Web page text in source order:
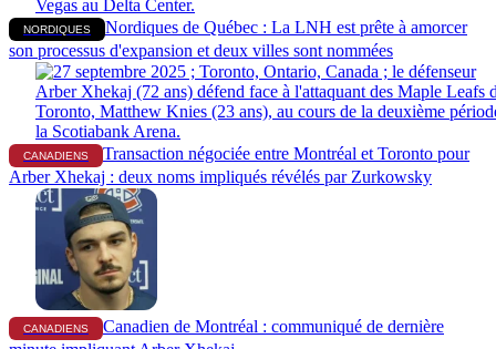
NORDIQUES
Nordiques de Québec : La LNH est prête à amorcer
son processus d'expansion et deux villes sont nommées
CANADIENS
Transaction négociée entre Montréal et Toronto pour
Arber Xhekaj : deux noms impliqués révélés par Zurkowsky
CANADIENS
Canadien de Montréal : communiqué de dernière